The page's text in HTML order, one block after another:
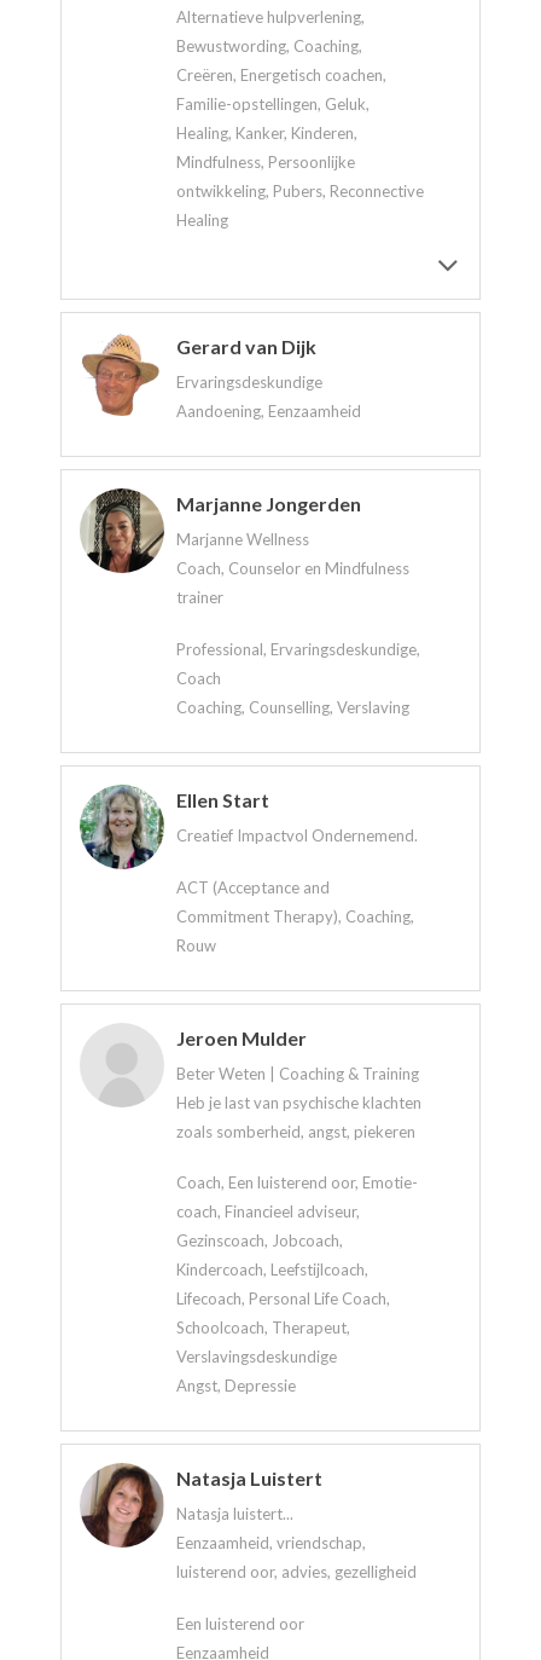
Alternatieve hulpverlening,
Bewustwording, Coaching,
Creëren, Energetisch coachen,
Familie-opstellingen, Geluk,
Healing, Kanker, Kinderen,
Mindfulness, Persoonlijke
ontwikkeling, Pubers, Reconnective
Healing
Gerard van Dijk
Ervaringsdeskundige
Aandoening, Eenzaamheid
Marjanne Jongerden
Marjanne Wellness
Coach, Counselor en Mindfulness
trainer
Professional, Ervaringsdeskundige,
Coach
Coaching, Counselling, Verslaving
Ellen Start
Creatief Impactvol Ondernemend.
ACT (Acceptance and
Commitment Therapy), Coaching,
Rouw
Jeroen Mulder
Beter Weten | Coaching & Training
Heb je last van psychische klachten
zoals somberheid, angst, piekeren
Coach, Een luisterend oor, Emotie-
coach, Financieel adviseur,
Gezinscoach, Jobcoach,
Kindercoach, Leefstijlcoach,
Lifecoach, Personal Life Coach,
Schoolcoach, Therapeut,
Verslavingsdeskundige
Angst, Depressie
Natasja Luistert
Natasja luistert...
Eenzaamheid, vriendschap,
luisterend oor, advies, gezelligheid
Een luisterend oor
Eenzaamheid